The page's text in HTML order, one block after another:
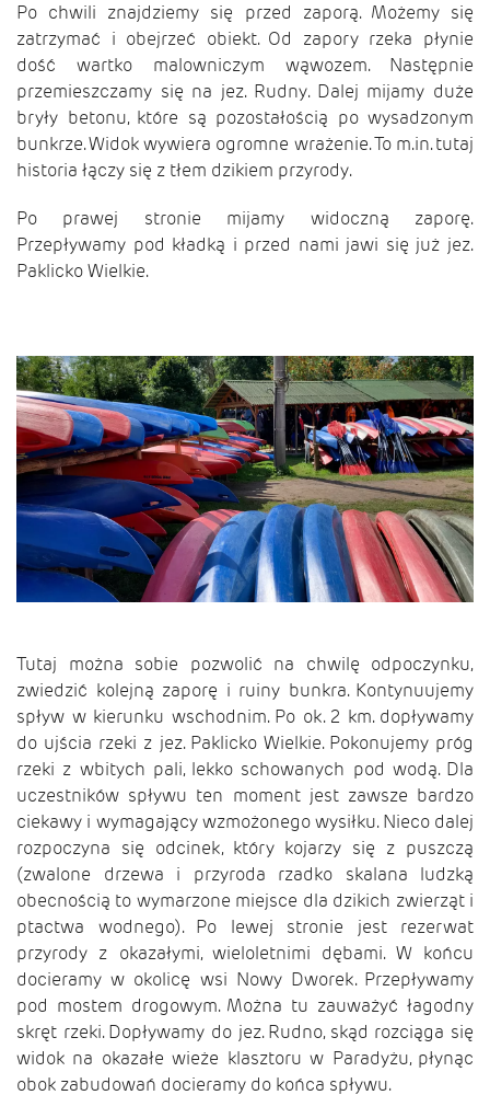
Po chwili znajdziemy się przed zaporą. Możemy się
zatrzymać i obejrzeć obiekt. Od zapory rzeka płynie
dość wartko malowniczym wąwozem. Następnie
przemieszczamy się na jez. Rudny. Dalej mijamy duże
bryły betonu, które są pozostałością po wysadzonym
bunkrze. Widok wywiera ogromne wrażenie. To m.in. tutaj
historia łączy się z tłem dzikiem przyrody.
Po prawej stronie mijamy widoczną zaporę.
Przepływamy pod kładką i przed nami jawi się już jez.
Paklicko Wielkie.
Tutaj można sobie pozwolić na chwilę odpoczynku,
zwiedzić kolejną zaporę i ruiny bunkra. Kontynuujemy
spływ w kierunku wschodnim. Po ok. 2 km. dopływamy
do ujścia rzeki z jez. Paklicko Wielkie. Pokonujemy próg
rzeki z wbitych pali, lekko schowanych pod wodą. Dla
uczestników spływu ten moment jest zawsze bardzo
ciekawy i wymagający wzmożonego wysiłku. Nieco dalej
rozpoczyna się odcinek, który kojarzy się z puszczą
(zwalone drzewa i przyroda rzadko skalana ludzką
obecnością to wymarzone miejsce dla dzikich zwierząt i
ptactwa wodnego). Po lewej stronie jest rezerwat
przyrody z okazałymi, wieloletnimi dębami. W końcu
docieramy w okolicę wsi Nowy Dworek. Przepływamy
pod mostem drogowym. Można tu zauważyć łagodny
skręt rzeki. Dopływamy do jez. Rudno, skąd rozciąga się
widok na okazałe wieże klasztoru w Paradyżu, płynąc
obok zabudowań docieramy do końca spływu.